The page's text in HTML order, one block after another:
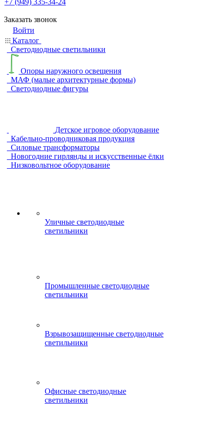
+7 (949) 335-34-24
Заказать звонок
Войти
Каталог
Светодиодные светильники
Опоры наружного освещения
МАФ (малые архитектурные формы)
Светодиодные фигуры
Детское игровое оборудование
Кабельно-проводниковая продукция
Силовые трансформаторы
Новогодние гирлянды и искусственные ёлки
Низковольтное оборудование
Уличные светодиодные
светильники
Промышленные светодиодные
светильники
Взрывозащищенные светодиодные
светильники
Офисные светодиодные
светильники